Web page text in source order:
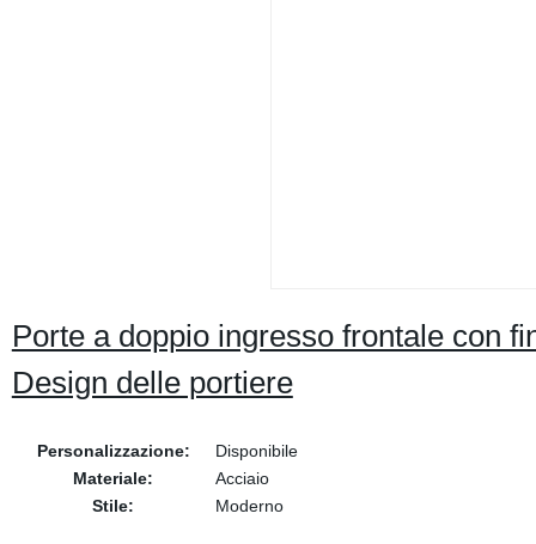
Porte a doppio ingresso frontale con
Design delle portiere
Personalizzazione:
Disponibile
Materiale:
Acciaio
Stile:
Moderno